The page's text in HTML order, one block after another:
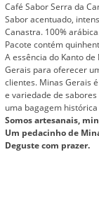
Café Sabor Serra da
Sabor acentuado,
Canastra. 100%
Pacote contém
A essência do Kanto
Gerais para oferecer
clientes. Minas Gerais
e variedade de
uma bagagem
Somos artesanais,
Um pedacinho de
Deguste com prazer.